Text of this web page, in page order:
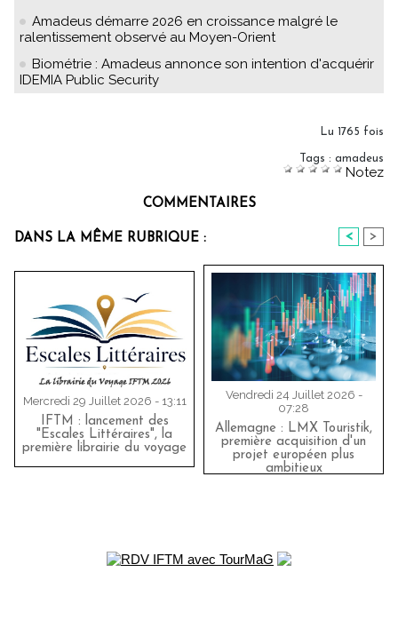
Amadeus démarre 2026 en croissance malgré le
ralentissement observé au Moyen-Orient
Biométrie : Amadeus annonce son intention d'acquérir
IDEMIA Public Security
Lu 1765 fois
Tags : amadeus
Notez
COMMENTAIRES
DANS LA MÊME RUBRIQUE : < >
Mercredi 29 Juillet 2026 - 13:11
IFTM : lancement des
"Escales Littéraires", la
première librairie du voyage
Vendredi 24 Juillet 2026 -
07:28
Allemagne : LMX Touristik,
première acquisition d'un
projet européen plus
ambitieux